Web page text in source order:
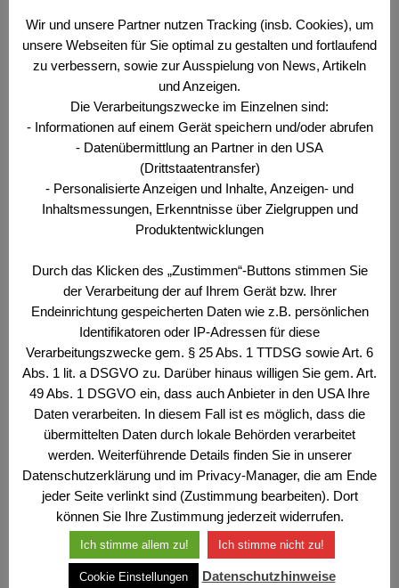
Wehr- und Sicherheitspolitisches Bulletin Nr. 6/6/23
Die elektronische Version des „Offizier 2/2023“
finden sie hier zum Download und hier zum
Blättern! Geschätzte Leserin, geschätzter Leser,
„im Osten Nichts Neues“, so kann man die Lage im
Kriegsgebiet einfach zusammenfassen. Hier in
gesicherter Entfernung in Mitteleuropa gewöhnt
man sich schon daran, dass das Sterben in der
Weiterlesen …
Kategorien
Der Offizier,Wehr- und Sicherheitspolitisches
Bulletin
Schlagwörter
Der Offizier
Zivildienst in Etappen?
29. Juni 2023
Wehr- und Sicherheitspolitisches Bulletin Nr. 5/6/23
Offiziersgesellschaft kritisiert Vorschlag der
Jugendstaatssekretärin Wien (OTS) – Die
Österreichische Offiziersgesellschaft (ÖOG)
Wir und unsere Partner nutzen Tracking (insb. Cookies), um
unsere Webseiten für Sie optimal zu gestalten und fortlaufend
zu verbessern, sowie zur Ausspielung von News, Artikeln
und Anzeigen.
Die Verarbeitungszwecke im Einzelnen sind:
- Informationen auf einem Gerät speichern und/oder abrufen
- Datenübermittlung an Partner in den USA
(Drittstaatentransfer)
- Personalisierte Anzeigen und Inhalte, Anzeigen- und
Inhaltsmessungen, Erkenntnisse über Zielgruppen und
Produktentwicklungen
Durch das Klicken des „Zustimmen“-Buttons stimmen Sie
der Verarbeitung der auf Ihrem Gerät bzw. Ihrer
Endeinrichtung gespeicherten Daten wie z.B. persönlichen
Identifikatoren oder IP-Adressen für diese
Verarbeitungszwecke gem. § 25 Abs. 1 TTDSG sowie Art. 6
Abs. 1 lit. a DSGVO zu. Darüber hinaus willigen Sie gem. Art.
49 Abs. 1 DSGVO ein, dass auch Anbieter in den USA Ihre
Daten verarbeiten. In diesem Fall ist es möglich, dass die
übermittelten Daten durch lokale Behörden verarbeitet
werden. Weiterführende Details finden Sie in unserer
Datenschutzerklärung und im Privacy-Manager, die am Ende
jeder Seite verlinkt sind (Zustimmung bearbeiten). Dort
können Sie Ihre Zustimmung jederzeit widerrufen.
Ich stimme allem zu! Ich stimme nicht zu!
Cookie Einstellungen Datenschutzhinweise